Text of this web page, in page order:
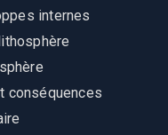
internes
conséquences